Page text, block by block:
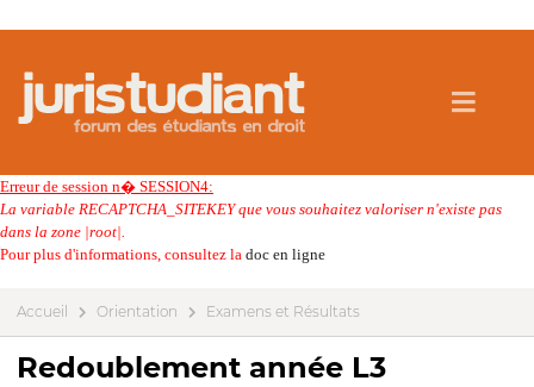
Erreur de session n� SESSION4:
La variable RECAPTCHA_SITEKEY que vous souhaitez valoriser n'existe pas
dans la zone |root|.
Pour plus d'informations, consultez la doc en ligne
Accueil Orientation Examens et Résultats
Redoublement année L3